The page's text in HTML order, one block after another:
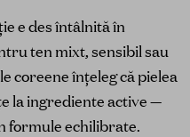
e des întâlnită în
ten mixt, sensibil sau
coreene înțeleg că pielea
la ingrediente active —
formule echilibrate.